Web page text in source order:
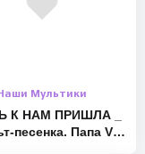
Мультики
К НАМ ПРИШЛА _
песенка. Папа V